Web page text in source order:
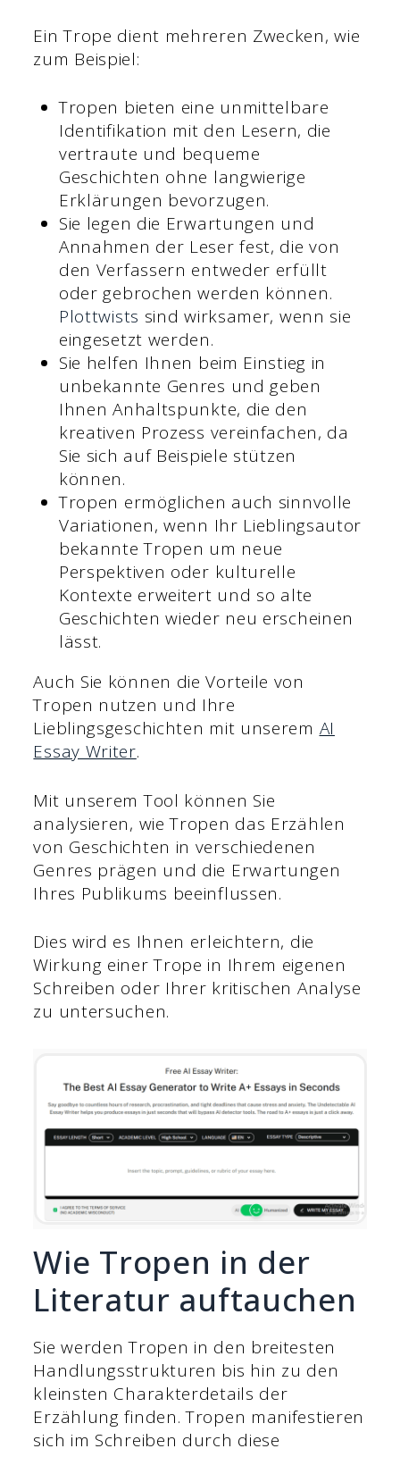
Ein Trope dient mehreren Zwecken, wie
zum Beispiel:
Tropen bieten eine unmittelbare
Identifikation mit den Lesern, die
vertraute und bequeme
Geschichten ohne langwierige
Erklärungen bevorzugen.
Sie legen die Erwartungen und
Annahmen der Leser fest, die von
den Verfassern entweder erfüllt
oder gebrochen werden können.
Plottwists sind wirksamer, wenn sie
eingesetzt werden.
Sie helfen Ihnen beim Einstieg in
unbekannte Genres und geben
Ihnen Anhaltspunkte, die den
kreativen Prozess vereinfachen, da
Sie sich auf Beispiele stützen
können.
Tropen ermöglichen auch sinnvolle
Variationen, wenn Ihr Lieblingsautor
bekannte Tropen um neue
Perspektiven oder kulturelle
Kontexte erweitert und so alte
Geschichten wieder neu erscheinen
lässt.
Auch Sie können die Vorteile von
Tropen nutzen und Ihre
Lieblingsgeschichten mit unserem AI
Essay Writer.
Mit unserem Tool können Sie
analysieren, wie Tropen das Erzählen
von Geschichten in verschiedenen
Genres prägen und die Erwartungen
Ihres Publikums beeinflussen.
Dies wird es Ihnen erleichtern, die
Wirkung einer Trope in Ihrem eigenen
Schreiben oder Ihrer kritischen Analyse
zu untersuchen.
Wie Tropen in der
Literatur auftauchen
Sie werden Tropen in den breitesten
Handlungsstrukturen bis hin zu den
kleinsten Charakterdetails der
Erzählung finden. Tropen manifestieren
sich im Schreiben durch diese